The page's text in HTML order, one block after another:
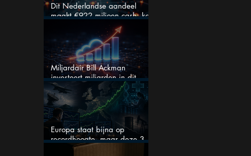
Dit Nederlandse aandeel
maakt €922 miljoen cash: kan
dit dividendaandeel blijven
Miljardair Bill Ackman
investeert miljarden in dit
techaandeel
Europa staat bijna op
recordhoogte, maar deze 3
sectoren vallen nu op